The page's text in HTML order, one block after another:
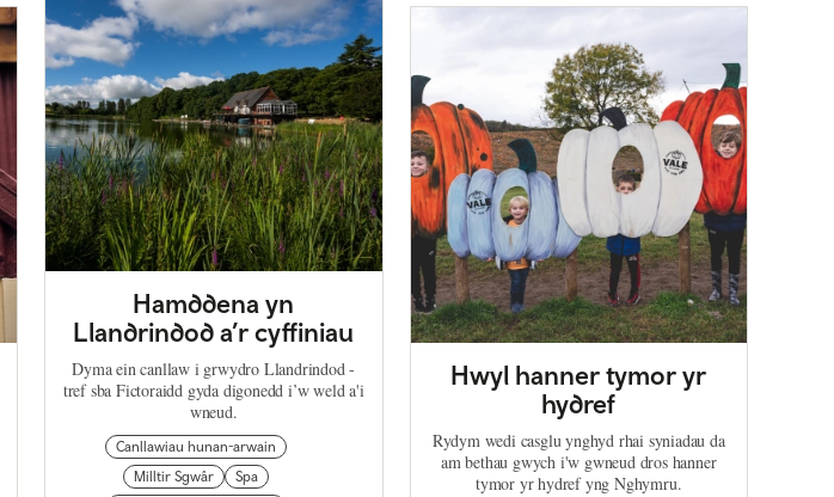
Hamddena yn
Llandrindod a’r cyffiniau
Dyma ein canllaw i grwydro Llandrindod -
tref sba Fictoraidd gyda digonedd i’w weld a'i
wneud.
Canllawiau hunan-arwain
Milltir Sgwâr
Spa
Hwyl hanner tymor yr
hydref
Rydym wedi casglu ynghyd rhai syniadau da
am bethau gwych i'w gwneud dros hanner
tymor yr hydref yng Nghymru.